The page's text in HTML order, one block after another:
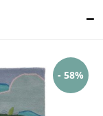
- 58%